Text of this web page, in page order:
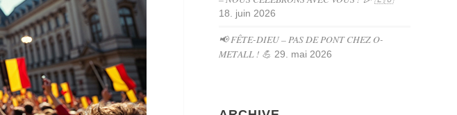
18. juin 2026
📢 FÊTE-DIEU – PAS DE PONT CHEZ O-
METALL ! 💪 29. mai 2026